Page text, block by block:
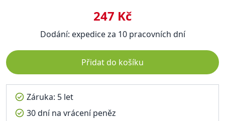
247 Kč
Dodání: expedice za 10 pracovních dní
Přidat do košíku
Záruka: 5 let
30 dní na vrácení peněz